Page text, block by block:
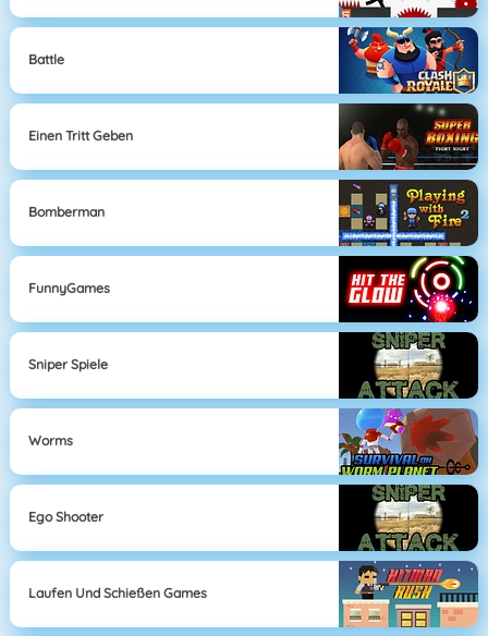
Battle
Einen Tritt Geben
Bomberman
FunnyGames
Sniper Spiele
Worms
Ego Shooter
Laufen Und Schießen Games